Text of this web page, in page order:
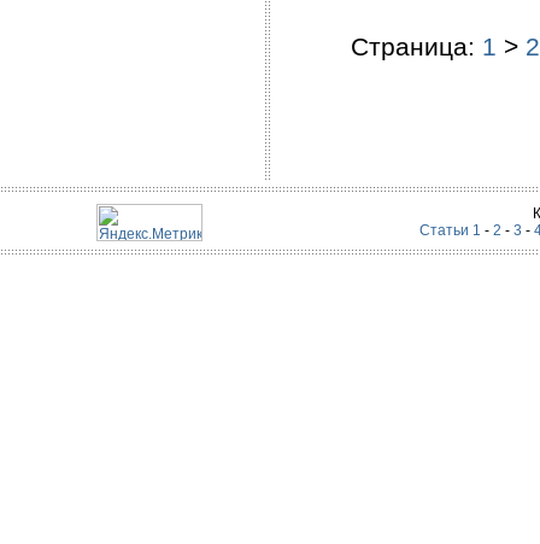
Страница: 1 > 2
Статьи 1 - 2 - 3 -